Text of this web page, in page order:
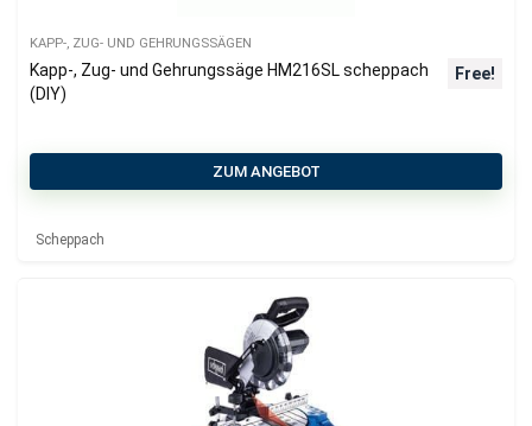
KAPP-, ZUG- UND GEHRUNGSSÄGEN
Kapp-, Zug- und Gehrungssäge HM216SL scheppach
(DIY)
Free!
ZUM ANGEBOT
Scheppach